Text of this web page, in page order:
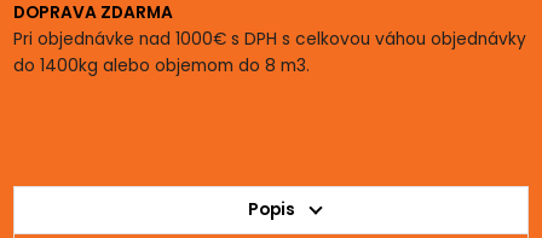
DOPRAVA ZDARMA
Pri objednávke nad 1000€ s DPH s celkovou váhou objednávky
do 1400kg alebo objemom do 8 m3.
Popis